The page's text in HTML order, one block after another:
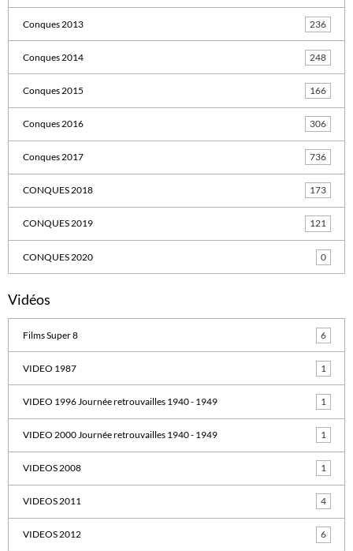
Conques 2013 236
Conques 2014 248
Conques 2015 166
Conques 2016 306
Conques 2017 736
CONQUES 2018 173
CONQUES 2019 121
CONQUES 2020 0
Vidéos
Films Super 8 6
VIDEO 1987 1
VIDEO 1996 Journée retrouvailles 1940 - 1949 1
VIDEO 2000 Journée retrouvailles 1940 - 1949 1
VIDEOS 2008 1
VIDEOS 2011 4
VIDEOS 2012 6